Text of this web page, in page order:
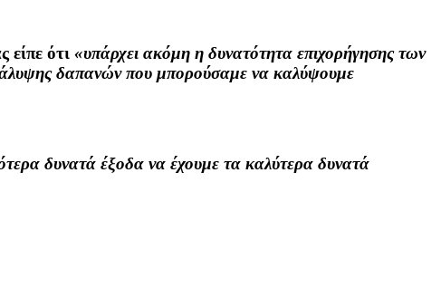
είπε ότι «υπάρχει ακόμη η δυνατότητα επιχορήγησης των
κάλυψης δαπανών που μπορούσαμε να καλύψουμε
δυνατά έξοδα να έχουμε τα καλύτερα δυνατά